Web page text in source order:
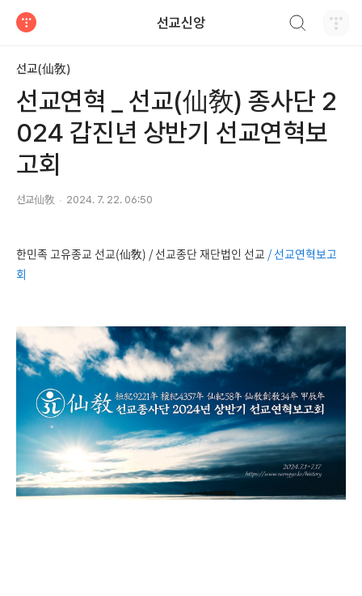
선교신앙
선교(仙敎)
선교연혁 _ 선교(仙敎) 종사단 2
024 갑진년 상반기 선교연혁보
고회
선교仙敎 2024. 7. 22. 06:50
한민족 고유종교 선교(仙敎) / 선교종단 재단법인 선교 / 선교연혁보고
회